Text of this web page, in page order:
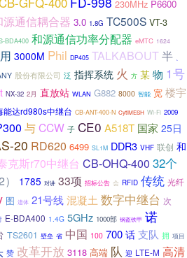
230MHz P6600
源通信耦合器 3.0 1.8G TC500S VT-3
BDA400 和源通信功率分配器 eMTC 1624
3000M Phil DP405 TALKABOUT半
股份有限公司 泛 指挥系统 火 方 某 物 1号
NX-32 2月 直放站 WLAN G882 8000 智能 宽 楼宇
能达rd980s中继台 CB-ANT-400-N CytiMESH Wi-Fi 2009
与CCW 子 CE0 A518T 国家 25日
20 RD620 6499 SL1M DDR3 VHF 联创 和
克斯r70中继台 CB-OHQ-400 32个
1785 对讲 33项 招标公告 会 RFID 传统 光纤
图 遗体 21号线混凝土 数字中继台 次
E-BDA400 1.4G 5GHz 1000部 钢盔铁甲 诺
TS2601 壁垒 省 中国 100 700 话 支队 拥 项目
赞 改革开放 3118 高端 队 迎 LTE-M 高清